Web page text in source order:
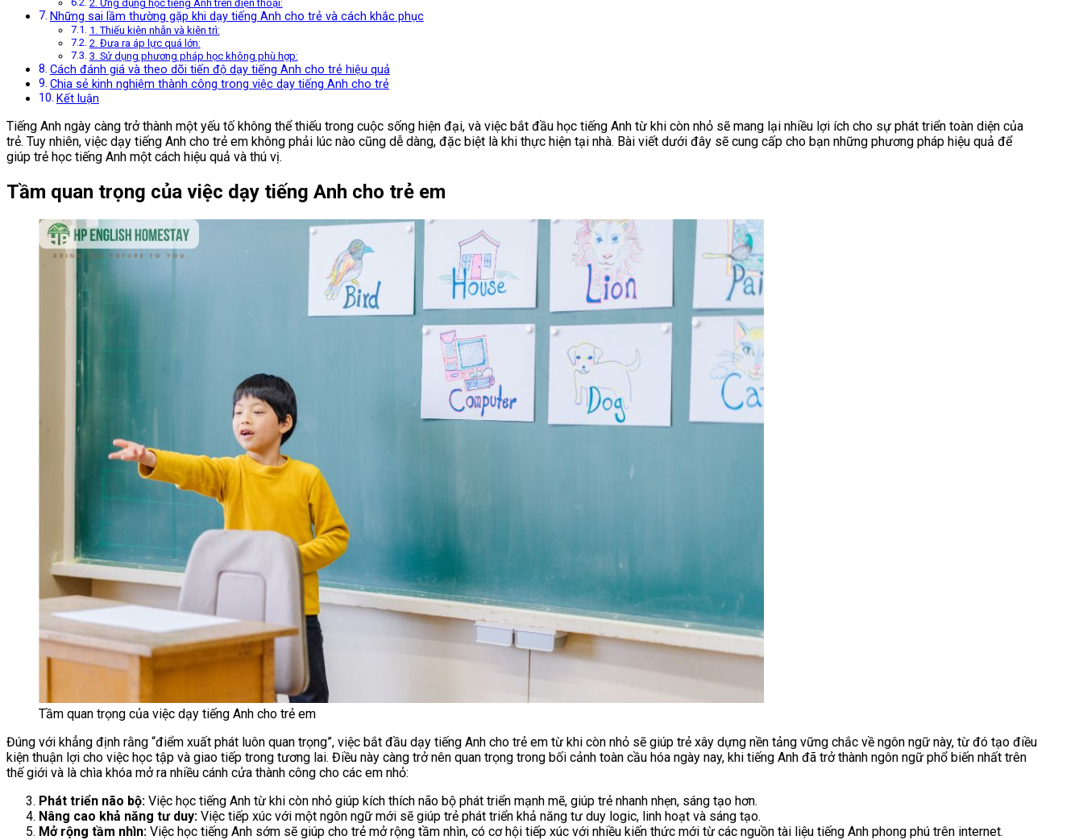
2. Ứng dụng học tiếng Anh trên điện thoại:
Những sai lầm thường gặp khi dạy tiếng Anh cho trẻ và cách khắc phục
1. Thiếu kiên nhẫn và kiên trì:
2. Đưa ra áp lực quá lớn:
3. Sử dụng phương pháp học không phù hợp:
Cách đánh giá và theo dõi tiến độ dạy tiếng Anh cho trẻ hiệu quả
Chia sẻ kinh nghiệm thành công trong việc dạy tiếng Anh cho trẻ
Kết luận
Tiếng Anh ngày càng trở thành một yếu tố không thể thiếu trong cuộc sống hiện đại, và việc bắt đầu học tiếng Anh từ khi còn nhỏ sẽ mang lại nhiều lợi ích cho sự phát triển toàn diện của
trẻ. Tuy nhiên, việc dạy tiếng Anh cho trẻ em không phải lúc nào cũng dễ dàng, đặc biệt là khi thực hiện tại nhà. Bài viết dưới đây sẽ cung cấp cho bạn những phương pháp hiệu quả để
giúp trẻ học tiếng Anh một cách hiệu quả và thú vị.
Tầm quan trọng của việc dạy tiếng Anh cho trẻ em
Tầm quan trọng của việc dạy tiếng Anh cho trẻ em
Đúng với khẳng định rằng “điểm xuất phát luôn quan trọng”, việc bắt đầu dạy tiếng Anh cho trẻ em từ khi còn nhỏ sẽ giúp trẻ xây dựng nền tảng vững chắc về ngôn ngữ này, từ đó tạo điều
kiện thuận lợi cho việc học tập và giao tiếp trong tương lai. Điều này càng trở nên quan trọng trong bối cảnh toàn cầu hóa ngày nay, khi tiếng Anh đã trở thành ngôn ngữ phổ biến nhất trên
thế giới và là chìa khóa mở ra nhiều cánh cửa thành công cho các em nhỏ:
Phát triển não bộ: Việc học tiếng Anh từ khi còn nhỏ giúp kích thích não bộ phát triển mạnh mẽ, giúp trẻ nhanh nhẹn, sáng tạo hơn.
Nâng cao khả năng tư duy: Việc tiếp xúc với một ngôn ngữ mới sẽ giúp trẻ phát triển khả năng tư duy logic, linh hoạt và sáng tạo.
Mở rộng tầm nhìn: Việc học tiếng Anh sớm sẽ giúp cho trẻ mở rộng tầm nhìn, có cơ hội tiếp xúc với nhiều kiến thức mới từ các nguồn tài liệu tiếng Anh phong phú trên internet.